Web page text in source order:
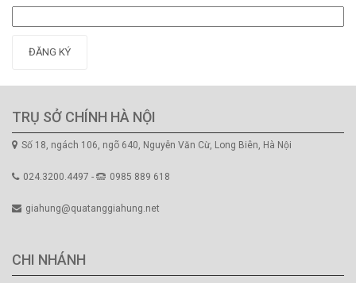
ĐĂNG KÝ
TRỤ SỞ CHÍNH HÀ NỘI
Số 18, ngách 106, ngõ 640, Nguyễn Văn Cừ, Long Biên, Hà Nội
024.3200.4497 - 0985 889 618
giahung@quatanggiahung.net
CHI NHÁNH